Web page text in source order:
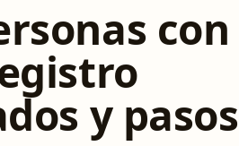
con
y pasos